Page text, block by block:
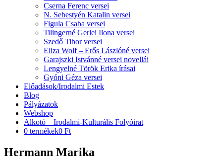
Cserna Ferenc versei
N. Sebestyén Katalin versei
Figula Csaba versei
Tilingerné Gerlei Ilona versei
Szedő Tibor versei
Eliza Wolf – Erős Lászlóné versei
Garajszki Istvánné versei novellái
Lengyelné Török Erika írásai
Gyóni Géza versei
Előadások/Irodalmi Estek
Blog
Pályázatok
Webshop
Alkotó – Irodalmi-Kulturális Folyóirat
0 termékek0 Ft
Hermann Marika